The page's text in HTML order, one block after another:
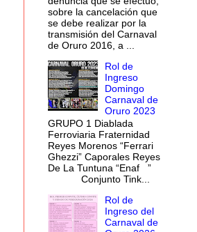
sobre la cancelación que
se debe realizar por la
transmisión del Carnaval
de Oruro 2016, a ...
Rol de
Ingreso
Domingo
Carnaval de
Oruro 2023
GRUPO 1 Diablada
Ferroviaria Fraternidad
Reyes Morenos “Ferrari
Ghezzi” Caporales Reyes
De La Tuntuna “Enaf ”
Conjunto Tink...
Rol de
Ingreso del
Carnaval de